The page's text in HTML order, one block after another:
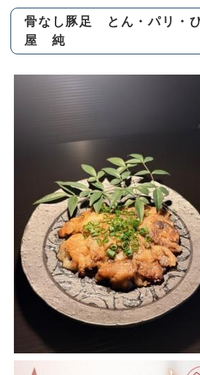
骨なし豚足 とん・パリ・
屋 純